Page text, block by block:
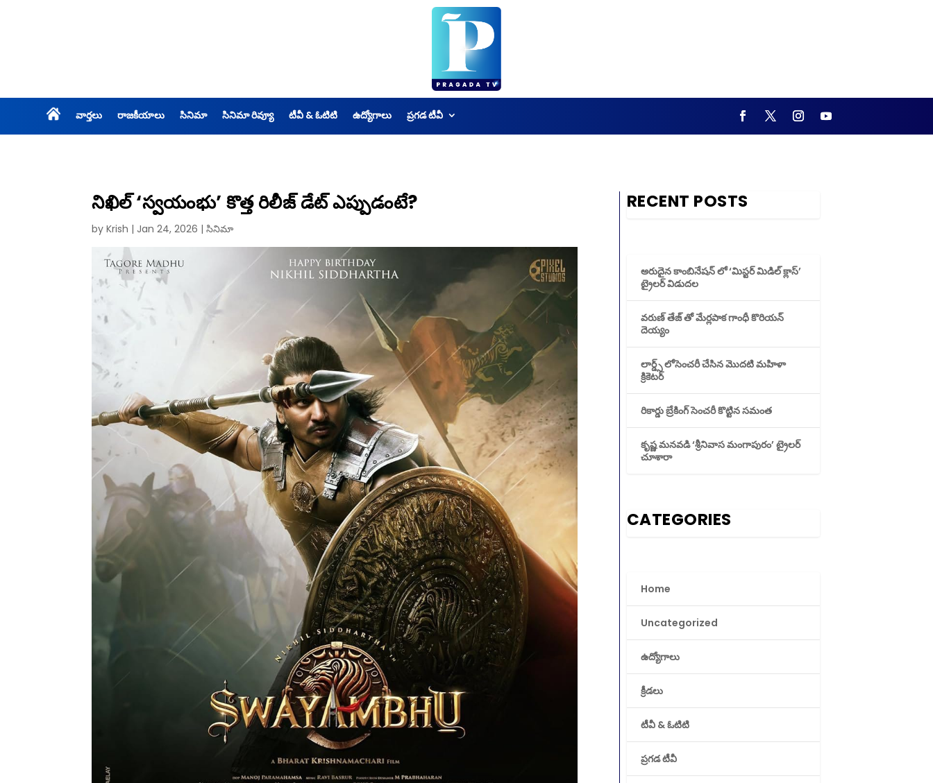
వార్తలు రాజకీయాలు సినిమా సినిమా రివ్యూ టీవీ & ఓటిటి ఉద్యోగాలు ప్రగడ టీవీ
నిఖిల్ ‘స్వయంభు’ కొత్త రిలీజ్ డేట్ ఎప్పుడంటే?
by Krish | Jan 24, 2026 | సినిమా
RECENT POSTS
అరుదైన కాంబినేషన్ లో ‘మిస్టర్ మిడిల్ క్లాస్’
ట్రైలర్ విడుదల
వరుణ్ తేజ్ తో మేర్లపాక గాంధీ కొరియన్
దెయ్యం
లార్డ్స్ లోసెంచరీ చేసిన మొదటి మహిళా
క్రికెటర్
రికార్డు బ్రేకింగ్ సెంచరీ కొట్టిన సమంత
కృష్ణ మనవడి ‘శ్రీనివాస మంగాపురం’ ట్రైలర్
చూశారా
CATEGORIES
Home
Uncategorized
ఉద్యోగాలు
క్రీడలు
టీవీ & ఓటిటి
ప్రగడ టీవీ